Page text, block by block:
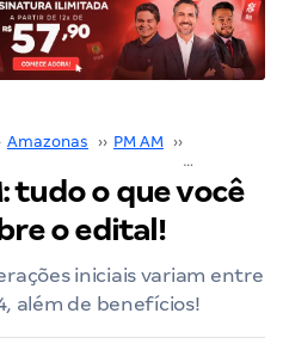
Amazonas ›› PM AM ››
tudo o que você
o edital!
iniciais variam entre
além de benefícios!